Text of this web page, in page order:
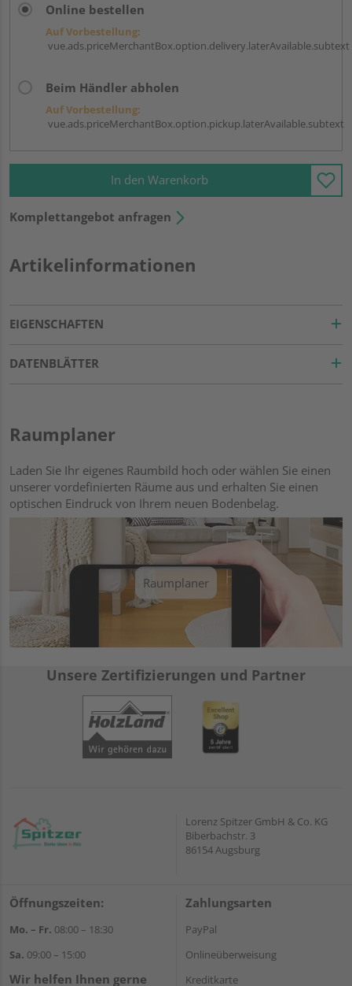
Online bestellen
Auf Vorbestellung:
vue.ads.priceMerchantBox.option.delivery.laterAvailable.subtext
Beim Händler abholen
Auf Vorbestellung:
vue.ads.priceMerchantBox.option.pickup.laterAvailable.subtext
In den Warenkorb
Komplettangebot anfragen
Artikelinformationen
EIGENSCHAFTEN
DATENBLÄTTER
Raumplaner
Laden Sie Ihr eigenes Raumbild hoch oder wählen Sie einen
unserer vordefinierten Räume aus und erhalten Sie einen
optischen Eindruck von Ihrem neuen Bodenbelag.
Raumplaner
Unsere Zertifizierungen und Partner
Lorenz Spitzer GmbH & Co. KG
Biberbachstr. 3
86154 Augsburg
Öffnungszeiten:
Mo. – Fr. 08:00 – 18:30
Sa. 09:00 – 15:00
Wir helfen Ihnen gerne
Zahlungsarten
PayPal
Onlineüberweisung
Kreditkarte